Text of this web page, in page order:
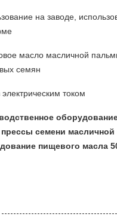
на заводе,
масло масличной
семян
электрическим током
семени масличной
пищевого масла